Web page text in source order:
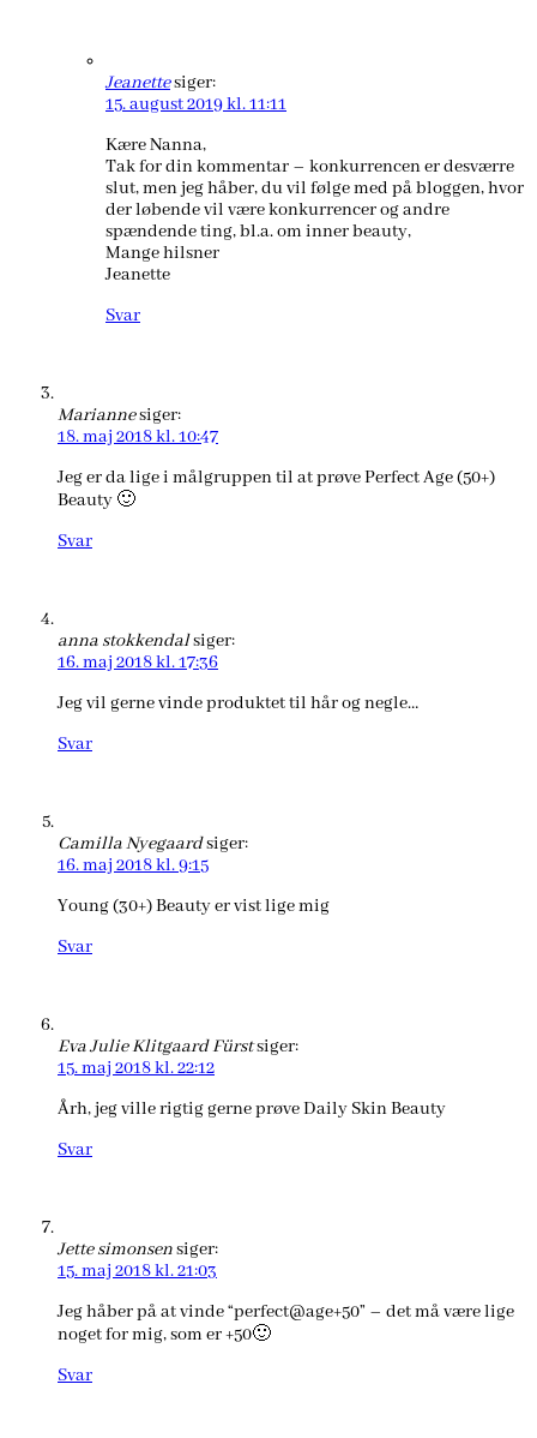
Jeanettesiger:
15. august 2019 kl. 11:11
Kære Nanna,
Tak for din kommentar – konkurrencen er desværre
slut, men jeg håber, du vil følge med på bloggen, hvor
der løbende vil være konkurrencer og andre
spændende ting, bl.a. om inner beauty,
Mange hilsner
Jeanette
Svar
Mariannesiger:
18. maj 2018 kl. 10:47
Jeg er da lige i målgruppen til at prøve Perfect Age (50+)
Beauty 🙂
Svar
anna stokkendalsiger:
16. maj 2018 kl. 17:36
Jeg vil gerne vinde produktet til hår og negle…
Svar
Camilla Nyegaardsiger:
16. maj 2018 kl. 9:15
Young (30+) Beauty er vist lige mig
Svar
Eva Julie Klitgaard Fürstsiger:
15. maj 2018 kl. 22:12
Årh, jeg ville rigtig gerne prøve Daily Skin Beauty
Svar
Jette simonsensiger:
15. maj 2018 kl. 21:03
Jeg håber på at vinde “perfect@age+50” – det må være lige
noget for mig, som er +50🙂
Svar